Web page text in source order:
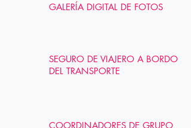
GALERÍA DIGITAL DE FOTOS
SEGURO DE VIAJERO A BORDO
DEL TRANSPORTE
COORDINADORES DE GRUPO